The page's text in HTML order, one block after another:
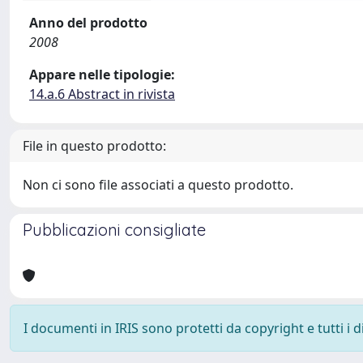
Anno del prodotto
2008
Appare nelle tipologie:
14.a.6 Abstract in rivista
File in questo prodotto:
Non ci sono file associati a questo prodotto.
Pubblicazioni consigliate
I documenti in IRIS sono protetti da copyright e tutti i